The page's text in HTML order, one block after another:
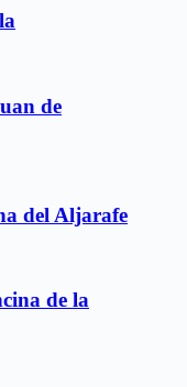
de
del Aljarafe
de la